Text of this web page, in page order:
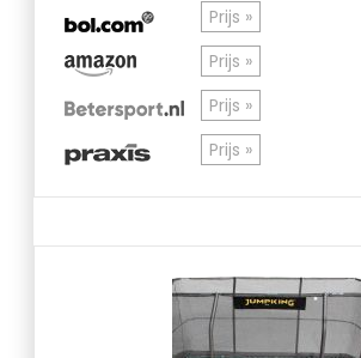
Prijs »
Prijs »
Prijs »
Prijs »